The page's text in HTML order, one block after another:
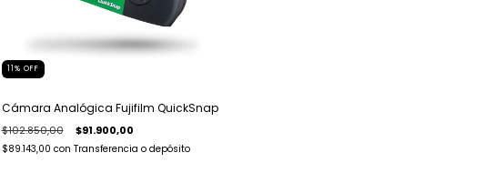
11% OFF
Cámara Analógica Fujifilm QuickSnap
$102.850,00 $91.900,00
$89.143,00 con Transferencia o depósito